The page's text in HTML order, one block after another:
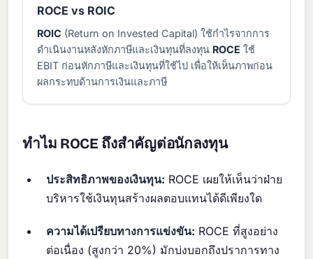
ROCE vs ROIC
ROIC (Return on Invested Capital) ใช้กำไรจากการ
ดำเนินงานหลังหักภาษีและเงินทุนที่ลงทุน ROCE ใช้
EBIT ก่อนหักภาษีและเงินทุนที่ใช้ไป เพื่อให้เห็นภาพก่อน
ผลกระทบด้านการเงินและภาษี
ทำไม ROCE ถึงสำคัญต่อนักลงทุน
ประสิทธิภาพของเงินทุน: ROCE เผยให้เห็นว่าฝ่าย
บริหารใช้เงินทุนสร้างผลตอบแทนได้ดีเพียงใด
ความได้เปรียบทางการแข่งขัน: ROCE ที่สูงอย่าง
ต่อเนื่อง (สูงกว่า 20%) มักบ่งบอกถึงปราการทาง